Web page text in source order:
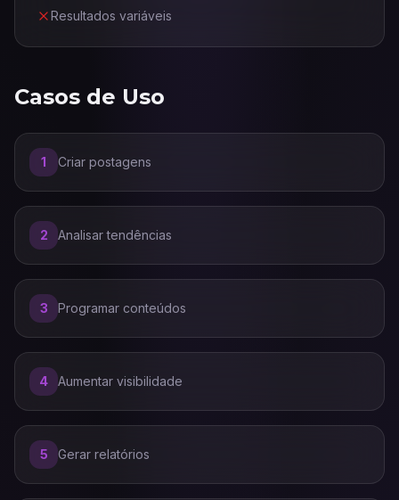
Resultados variáveis
Casos de Uso
1 Criar postagens
2 Analisar tendências
3 Programar conteúdos
4 Aumentar visibilidade
5 Gerar relatórios